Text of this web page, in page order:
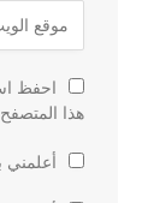
احفظ
هذا
أعلمني